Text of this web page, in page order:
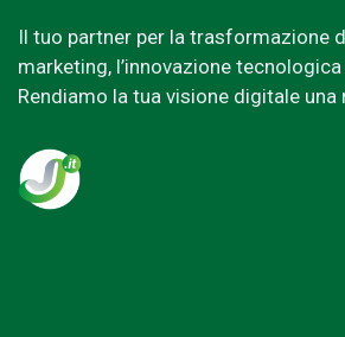
Il tuo partner per la trasformazione
marketing, l’innovazione
Rendiamo la tua visione digitale una